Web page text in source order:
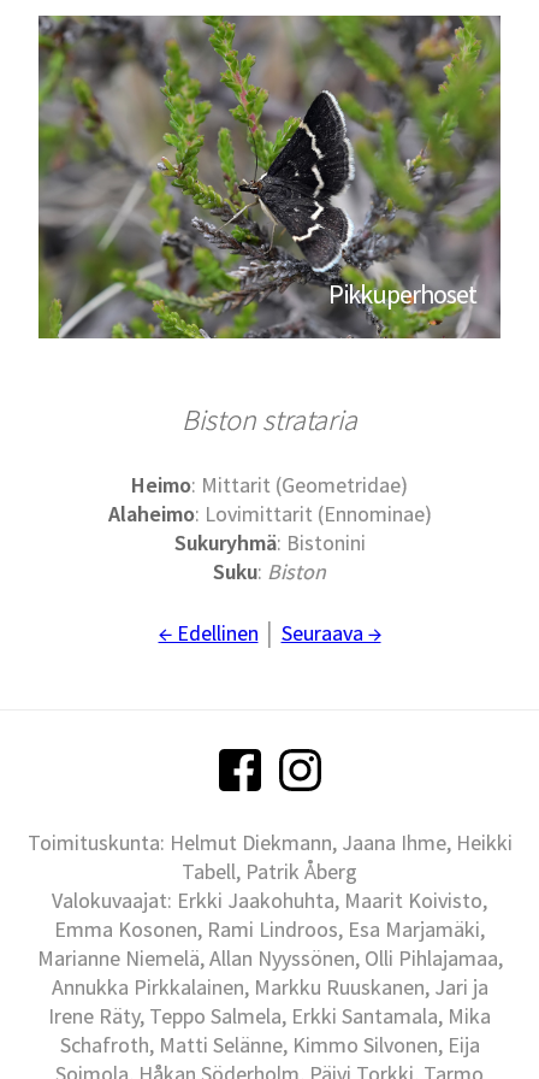
Pikkuperhoset
Biston strataria
Heimo: Mittarit (Geometridae)
Alaheimo: Lovimittarit (Ennominae)
Sukuryhmä: Bistonini
Suku: Biston
← Edellinen Seuraava →
Toimituskunta: Helmut Diekmann, Jaana Ihme, Heikki
Tabell, Patrik Åberg
Valokuvaajat: Erkki Jaakohuhta, Maarit Koivisto,
Emma Kosonen, Rami Lindroos, Esa Marjamäki,
Marianne Niemelä, Allan Nyyssönen, Olli Pihlajamaa,
Annukka Pirkkalainen, Markku Ruuskanen, Jari ja
Irene Räty, Teppo Salmela, Erkki Santamala, Mika
Schafroth, Matti Selänne, Kimmo Silvonen, Eija